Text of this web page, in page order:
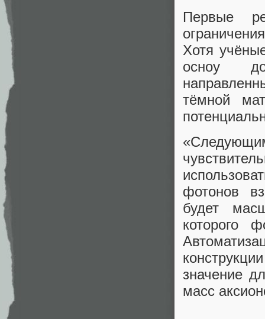
Первые
Хотя
осноу
тёмной
фотонов
будет
которого
значение
масс